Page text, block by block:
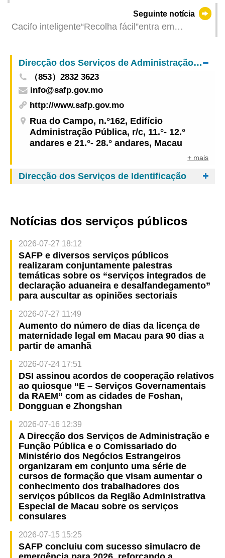
direcção de Yabuli China Entrepreneurs Forum
Seguinte notícia
Cacifo inteligente“Recolha fácil”entra em
Direcção dos Serviços de Administração e Função Pública
（853）2832 3623
info@safp.gov.mo
http://www.safp.gov.mo
Rua do Campo, n.°162, Edifício
Administração Pública, r/c, 11.°- 12.°
andares e 21.°- 28.° andares, Macau
+ mais
Direcção dos Serviços de Identificação
Notícias dos serviços públicos
2026-07-27 18:12
SAFP e diversos serviços públicos
realizaram conjuntamente palestras
temáticas sobre os “serviços integrados de
declaração aduaneira e desalfandegamento”
para auscultar as opiniões sectoriais
2026-07-27 11:49
Aumento do número de dias da licença de
maternidade legal em Macau para 90 dias a
partir de amanhã
2026-07-24 17:51
DSI assinou acordos de cooperação relativos
ao quiosque “E – Serviços Governamentais
da RAEM” com as cidades de Foshan,
Dongguan e Zhongshan
2026-07-16 12:39
A Direcção dos Serviços de Administração e
Função Pública e o Comissariado do
Ministério dos Negócios Estrangeiros
organizaram em conjunto uma série de
cursos de formação que visam aumentar o
conhecimento dos trabalhadores dos
serviços públicos da Região Administrativa
Especial de Macau sobre os serviços
consulares
2026-07-15 15:25
SAFP concluiu com sucesso simulacro de